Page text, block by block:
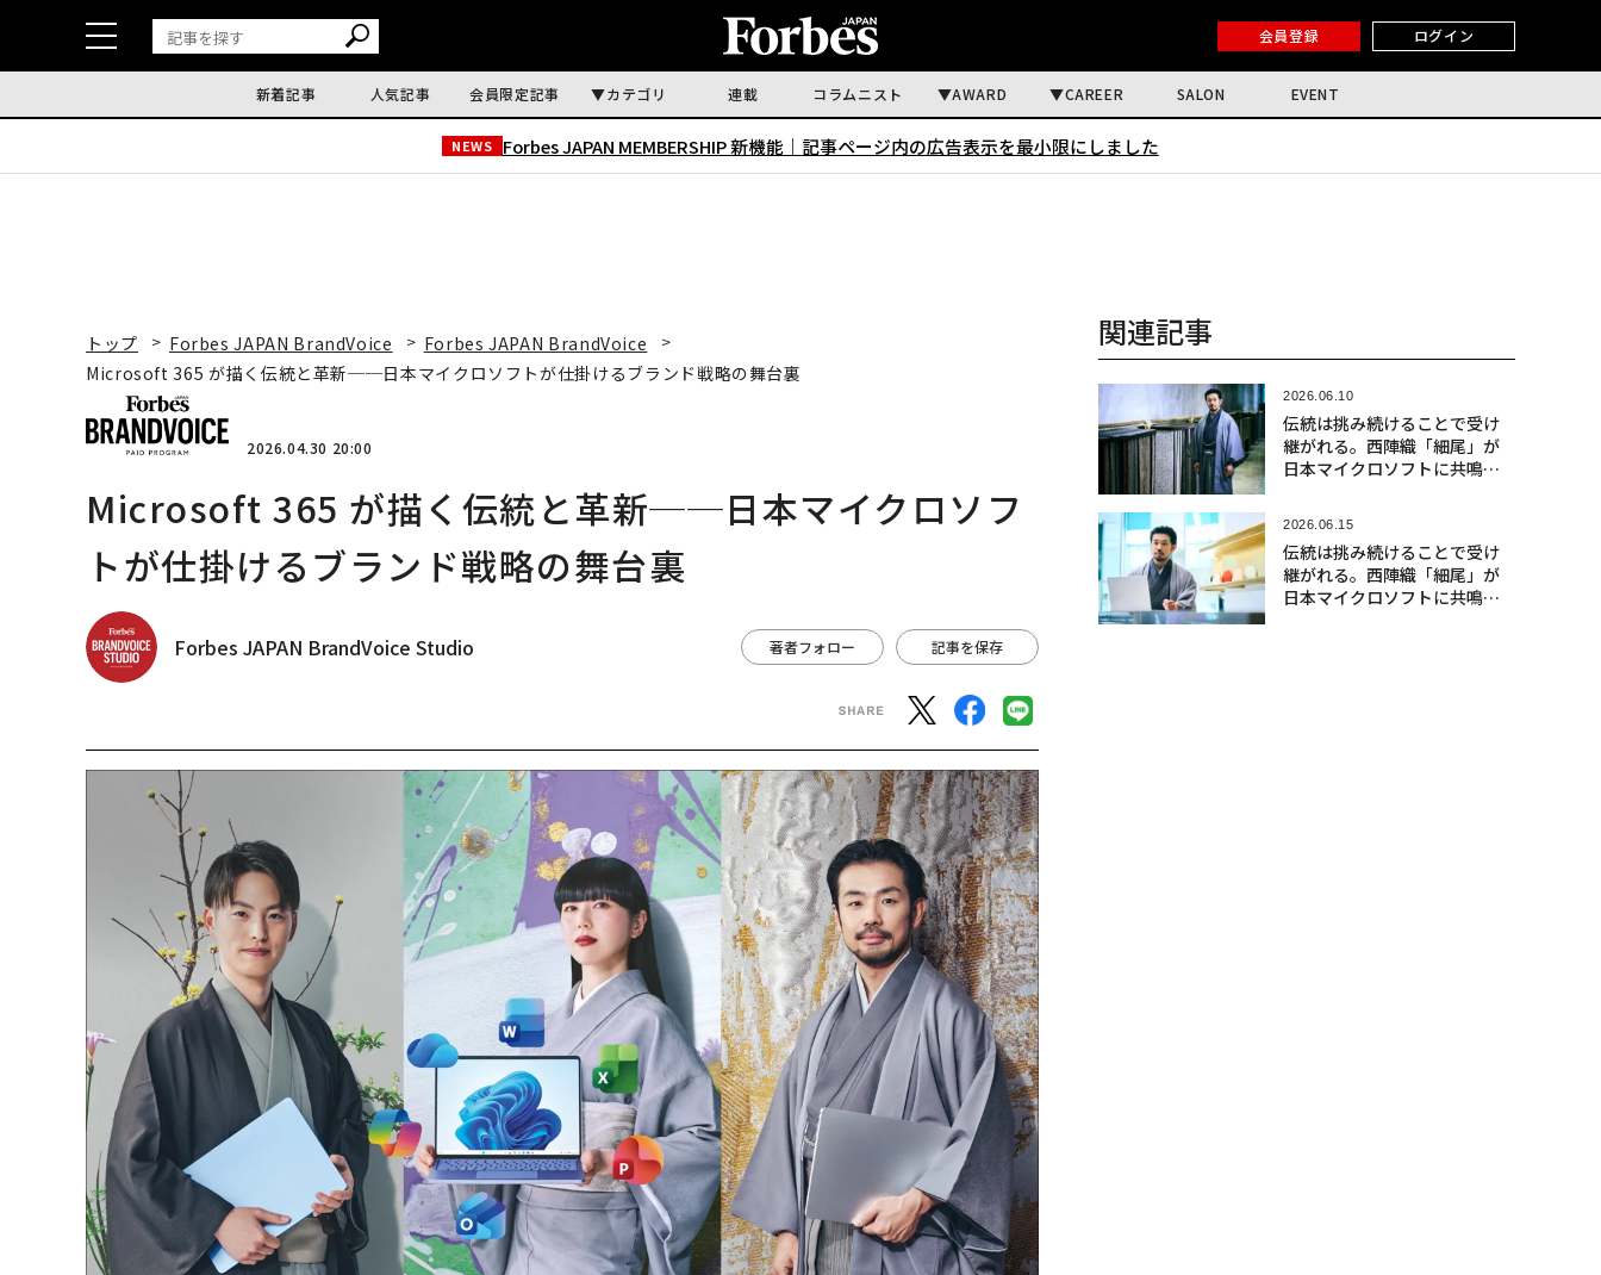
会員登録 ログイン
新着記事 人気記事 会員限定記事 カテゴリ 連載 コラムニスト AWARD CAREER SALON EVENT
NEWS Forbes JAPAN MEMBERSHIP 新機能｜ 記事ページ内の広告表示を最小限にしました
トップ Forbes JAPAN BrandVoice
Forbes JAPAN BrandVoice
Microsoft 365 が描く伝統と革新──日本マイクロソフトが仕掛けるブランド戦略の舞台裏
2026.04.30 20:00
Microsoft 365 が描く伝統と革新──日本マイクロソフ
トが仕掛けるブランド戦略の舞台裏
Forbes JAPAN BrandVoice Studio 著者フォロー 記事を保存
関連記事
2026.06.10
伝統は挑み続けることで受け
継がれる。西陣織「細尾」が
日本マイクロソフトに共鳴す
2026.06.15
伝統は挑み続けることで受け
継がれる。西陣織「細尾」が
日本マイクロソフトに共鳴す